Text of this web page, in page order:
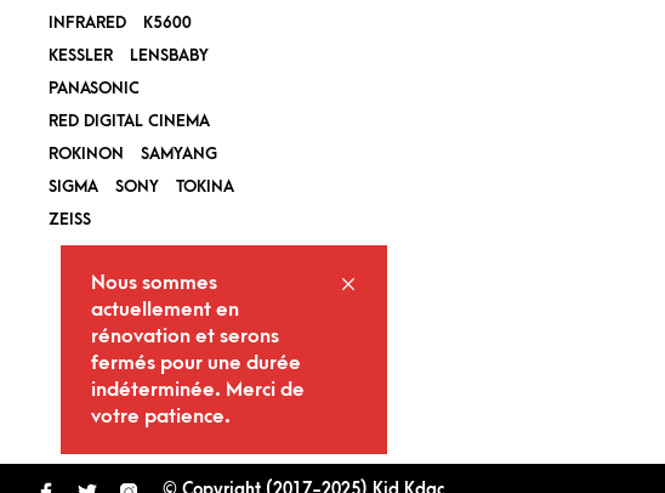
INFRARED
K5600
KESSLER
LENSBABY
PANASONIC
RED DIGITAL CINEMA
ROKINON
SAMYANG
SIGMA
SONY
TOKINA
ZEISS
Nous sommes
actuellement en
rénovation et serons
fermés pour une durée
indéterminée. Merci de
votre patience.